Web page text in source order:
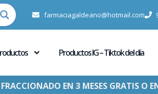
farmaciagaldeano@hotmail.com
Productos IG – Tiktok del día
EN 3 MESES GRATIS O